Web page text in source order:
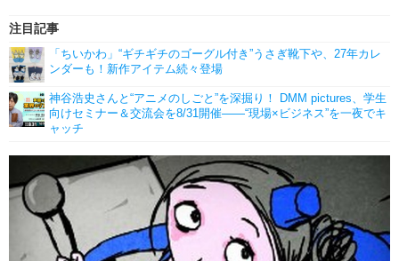
注目記事
「ちいかわ」“ギチギチのゴーグル付き”うさぎ靴下や、27年カレ
ンダーも！新作アイテム続々登場
神谷浩史さんと“アニメのしごと”を深掘り！ DMM pictures、学生
向けセミナー＆交流会を8/31開催――“現場×ビジネス”を一夜でキ
ャッチ